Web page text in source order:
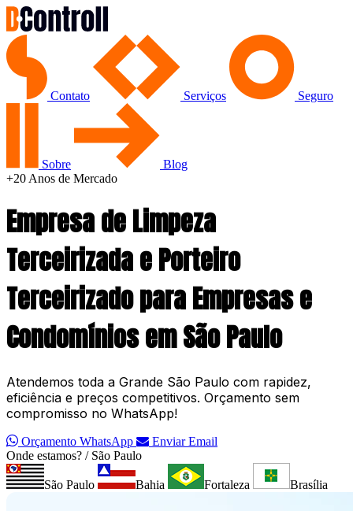
Contato Serviços Seguro
Sobre
Blog
+20 Anos de Mercado
Empresa de Limpeza
Terceirizada e Porteiro
Terceirizado paraEmpresase
Condomíniosem São Paulo
Atendemos toda a Grande São Paulo com rapidez,
eficiência e preços competitivos. Orçamento sem
compromisso no WhatsApp!
Orçamento WhatsApp
Enviar Email
Onde estamos? / São Paulo
São Paulo Bahia Fortaleza Brasília